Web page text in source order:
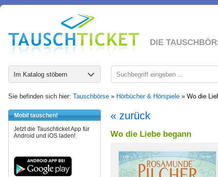
DIE
Im Katalog stöbern
Sie befinden sich hier: Tauschbörse » Hörbücher & Hörspiele » Wo die
Mobil tauschen!
Jetzt die Tauschticket App für
Android und iOS laden!
« zurück
Wo die Liebe begann